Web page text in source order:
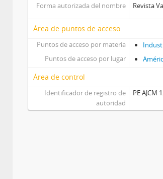
Forma autorizada del nombre
Revista
Área de puntos de acceso
Puntos de acceso por materia
Puntos de acceso por lugar
Área de control
Identificador de registro de
autoridad
PE AJCM